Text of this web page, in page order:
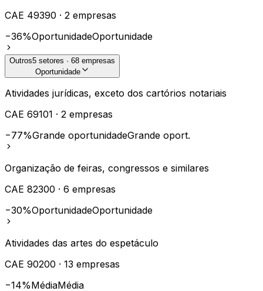
CAE 49390 · 2 empresas
−36%OportunidadeOportunidade
Outros5 setores · 68 empresas
Oportunidade
Atividades jurídicas, exceto dos cartórios notariais
CAE 69101 · 2 empresas
−77%Grande oportunidadeGrande oport.
Organização de feiras, congressos e similares
CAE 82300 · 6 empresas
−30%OportunidadeOportunidade
Atividades das artes do espetáculo
CAE 90200 · 13 empresas
−14%MédiaMédia